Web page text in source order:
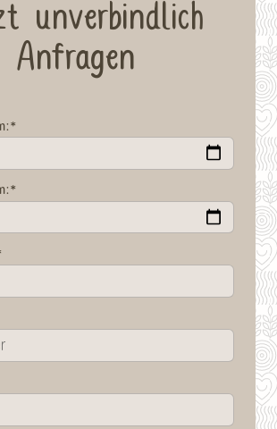
unverbindlich
Anfragen
*
*